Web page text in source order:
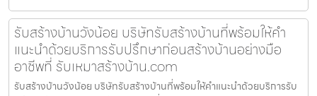
รับสร้างบ้านวังน้อย บริษัทรับสร้างบ้านที่พร้อมให้คำ
แนะนำด้วยบริการรับปรึกษาก่อนสร้างบ้านอย่างมือ
อาชีพที่ รับเหมาสร้างบ้าน.com
รับสร้างบ้านวังน้อย บริษัทรับสร้างบ้านที่พร้อมให้คำแนะนำด้วยบริการรับ